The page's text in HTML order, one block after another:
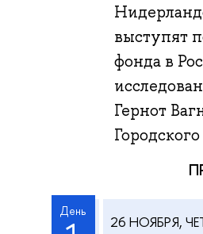
выступят
фонда в
Гернот
День
26 НОЯБРЯ,